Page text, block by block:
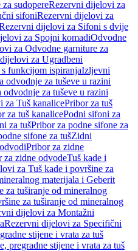
sudopereRezervni dijelovi za
sifoniRezervni dijelovi za
dijelovi za Sifoni s dvije
za Spojni komadiOdvodne
za Odvodne garniture za
za Ugradbeni
funkcijom ispiranjaIzljevni
odvodnje za tuševe u razini
za tuševe u razini
za Tuš kanalicePribor za tuš
za tuš kanalicePodni sifoni za
za tušPribor za podne sifone za
sifone za tušZidni
Pribor za zidne
zidne odvodeTuš kade i
za Tuš kade i površine za
materijala i Geberit
za tuširanje od mineralnog
za tuširanje od mineralnog
dijelovi za Montažni
Rezervni dijelovi za Specifični
stijene i vrata za tuš
pregradne stijene i vrata za tuš